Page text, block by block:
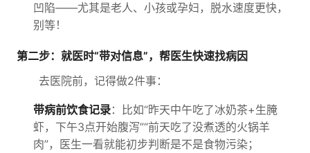
凹陷——尤其是老人、小孩或孕妇，脱水速度更快，
别等！
第二步：就医时“带对信息”，帮医生快速找病因
去医院前，记得做2件事：
带病前饮食记录：比如“昨天中午吃了冰奶茶+生腌
虾，下午3点开始腹泻”“前天吃了没煮透的火锅羊
肉”，医生一看就能初步判断是不是食物污染；